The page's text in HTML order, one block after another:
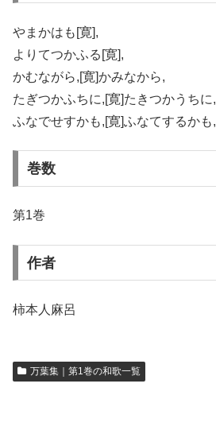
やまかはも[寛],
よりてつかふる[寛],
かむながら,[寛]かみなから,
たぎつかふちに,[寛]たきつかうちに,
ふなでせすかも,[寛]ふなてするかも,
巻数
第1巻
作者
柿本人麻呂
万葉集｜第1巻の和歌一覧